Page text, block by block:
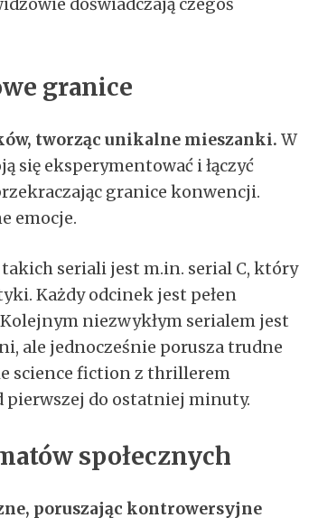
doświadczają czegoś
granice
tworząc unikalne mieszanki. W
się eksperymentować i łączyć
granice konwencji.
emocje.
seriali jest m.in. serial C, który
Każdy odcinek jest pełen
niezwykłym serialem jest
ale jednocześnie porusza trudne
science fiction z thrillerem
pierwszej do ostatniej minuty.
społecznych
poruszając kontrowersyjne